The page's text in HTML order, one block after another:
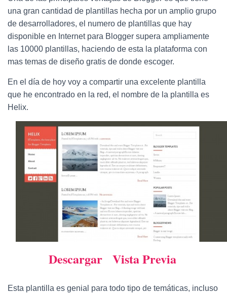
una gran cantidad de plantillas hecha por un amplio grupo
de desarrolladores, el numero de plantillas que hay
disponible en Internet para Blogger supera ampliamente
las 10000 plantillas, haciendo de esta la plataforma con
mas temas de diseño gratis de donde escoger.
En el día de hoy voy a compartir una excelente plantilla
que he encontrado en la red, el nombre de la plantilla es
Helix.
Descargar Vista Previa
Esta plantilla es genial para todo tipo de temáticas, incluso